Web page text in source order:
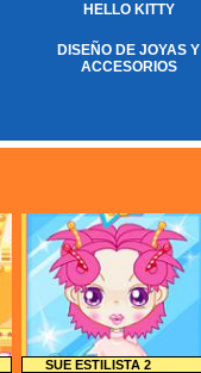
HELLO KITTY
DISEÑO DE JOYAS Y
ACCESORIOS
SUE ESTILISTA 2